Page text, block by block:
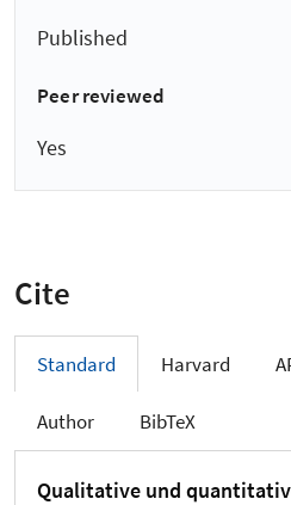
Published
Peer reviewed
Yes
Cite
Standard Harvard
Author BibTeX
Qualitative und